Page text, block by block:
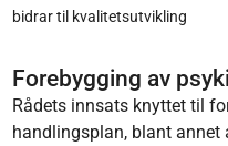
bidrar til kvalitetsutvikling
Forebygging av
Rådets innsats knyttet til
handlingsplan, blant annet